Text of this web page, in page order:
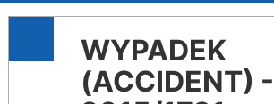
WYPADEK
(ACCIDENT) -